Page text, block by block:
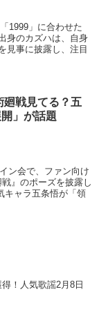
1999」に合わせた
身のカズハは、自身
見事に披露し、注目
廻戦見てる？五
」が話題
ン会で、ファン向け
』のポーズを披露し
キャラ五条悟が「領
得！人気歌謡2月8日